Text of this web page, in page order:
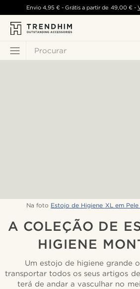
Procurar
Envio 4,95 €- Grátis a partir de 49,00 €-
Na foto Estojo de Higiene XL em
A COLEÇÃO DE
HIGIENE
Um estojo de higiene grande
transportar todos os seus artigos
terá de andar a vasculhar no